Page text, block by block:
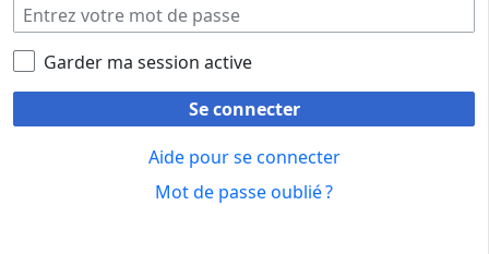
Garder ma session active
Se connecter
Aide pour se connecter
Mot de passe oublié ?